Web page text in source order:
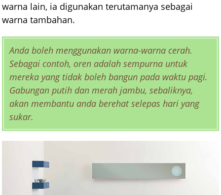
warna lain, ia digunakan terutamanya sebagai
warna tambahan.
Anda boleh menggunakan warna-warna cerah.
Sebagai contoh, oren adalah sempurna untuk
mereka yang tidak boleh bangun pada waktu pagi.
Gabungan putih dan merah jambu, sebaliknya,
akan membantu anda berehat selepas hari yang
sukar.